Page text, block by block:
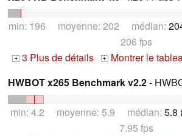
min: 196 moyenne: 202 médian:
206 fps
+ 3 Plus de détails + Montrer le
HWBOT x265 Benchmark v2.2-
min: 4.2 moyenne: 5.9 médian: 5.8
7.95 fps